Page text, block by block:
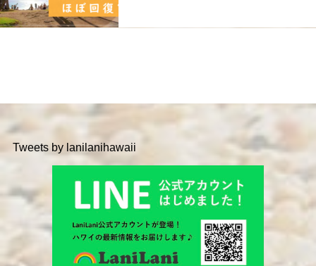
Tweets by lanilanihawaii